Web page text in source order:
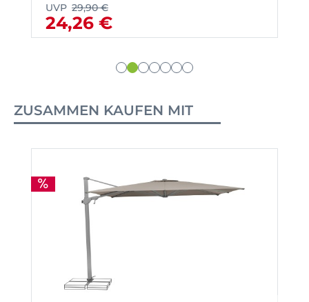
UVP 29,90 €
24,26 €
ZUSAMMEN KAUFEN MIT